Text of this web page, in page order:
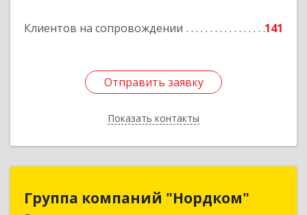
Клиентов на сопровождении 141
Отправить заявку
Показать контакты
Подробнее
Отправить заявку
Назад
Группа компаний "Нордком"
Группа компаний "Нордком"